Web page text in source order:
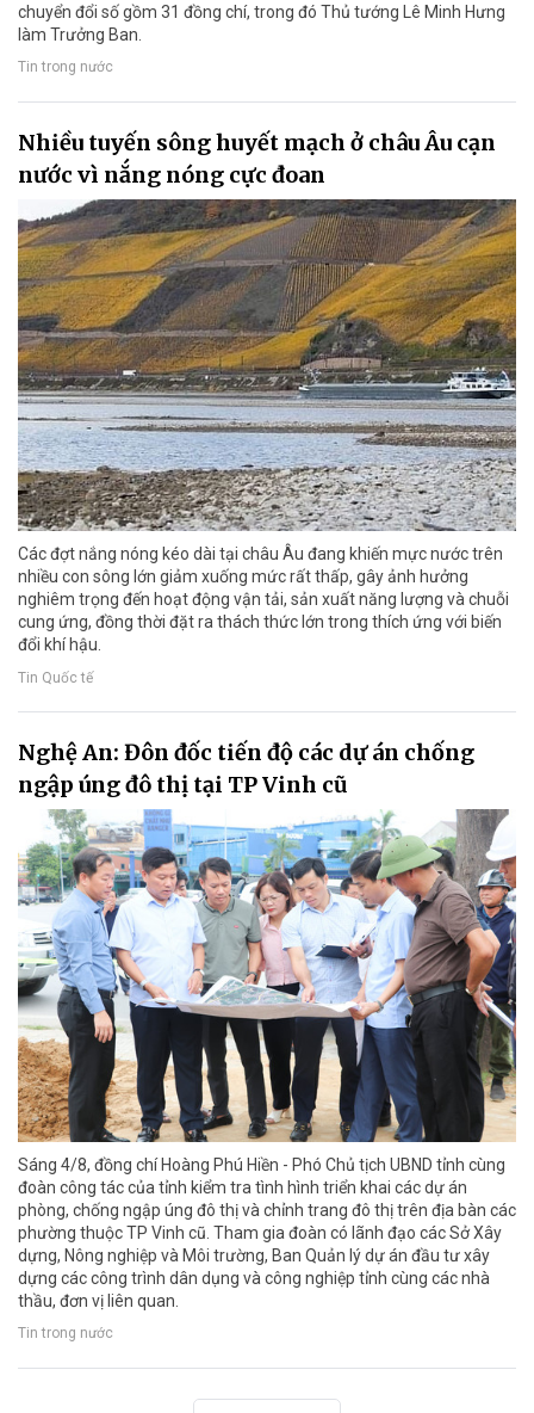
chuyển đổi số gồm 31 đồng chí, trong đó Thủ tướng Lê Minh Hưng
làm Trưởng Ban.
Tin trong nước
Nhiều tuyến sông huyết mạch ở châu Âu cạn
nước vì nắng nóng cực đoan
Các đợt nắng nóng kéo dài tại châu Âu đang khiến mực nước trên
nhiều con sông lớn giảm xuống mức rất thấp, gây ảnh hưởng
nghiêm trọng đến hoạt động vận tải, sản xuất năng lượng và chuỗi
cung ứng, đồng thời đặt ra thách thức lớn trong thích ứng với biến
đổi khí hậu.
Tin Quốc tế
Nghệ An: Đôn đốc tiến độ các dự án chống
ngập úng đô thị tại TP Vinh cũ
Sáng 4/8, đồng chí Hoàng Phú Hiền - Phó Chủ tịch UBND tỉnh cùng
đoàn công tác của tỉnh kiểm tra tình hình triển khai các dự án
phòng, chống ngập úng đô thị và chỉnh trang đô thị trên địa bàn các
phường thuộc TP Vinh cũ. Tham gia đoàn có lãnh đạo các Sở Xây
dựng, Nông nghiệp và Môi trường, Ban Quản lý dự án đầu tư xây
dựng các công trình dân dụng và công nghiệp tỉnh cùng các nhà
thầu, đơn vị liên quan.
Tin trong nước